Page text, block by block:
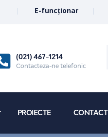
E-funcționar
(021) 467-1214
Contacteza-ne telefonic
PROIECTE CONTACT